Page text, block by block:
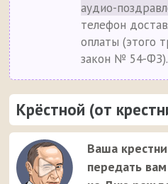
аудио-
телефон
оплаты (этого
закон № 54-ФЗ).
Крёстной (от
Ваша
передать